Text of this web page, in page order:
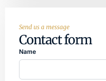
Send us a message
Contact form
Name